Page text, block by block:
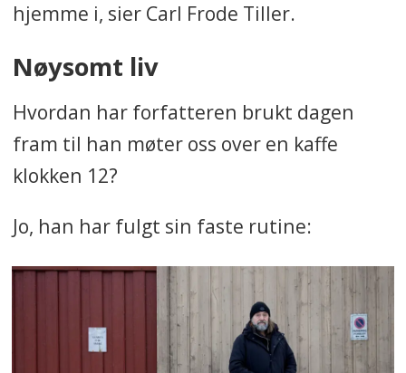
hjemme i, sier Carl Frode Tiller.
Nøysomt liv
Hvordan har forfatteren brukt dagen
fram til han møter oss over en kaffe
klokken 12?
Jo, han har fulgt sin faste rutine: